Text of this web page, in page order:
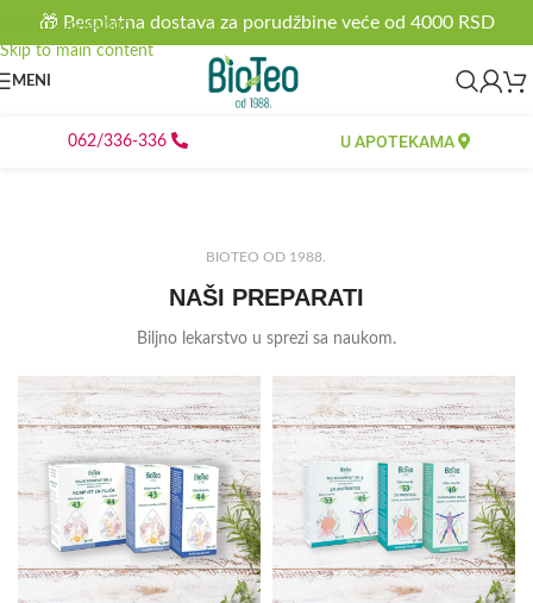
Skip to navigation
Skip to main content
🎁 Besplatna dostava za porudžbine veće od 4000 RSD
MENI
062/336-336 U APOTEKAMA
BIOTEO OD 1988.
NAŠI PREPARATI
Biljno lekarstvo u sprezi sa naukom.